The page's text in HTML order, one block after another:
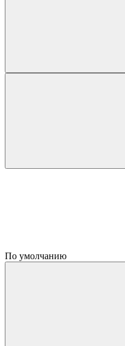
По умолчанию